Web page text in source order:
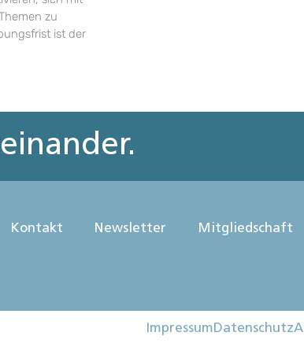
zu
ist der
Kontakt Newsletter Mitgliedschaft
ImpressumDatenschutz